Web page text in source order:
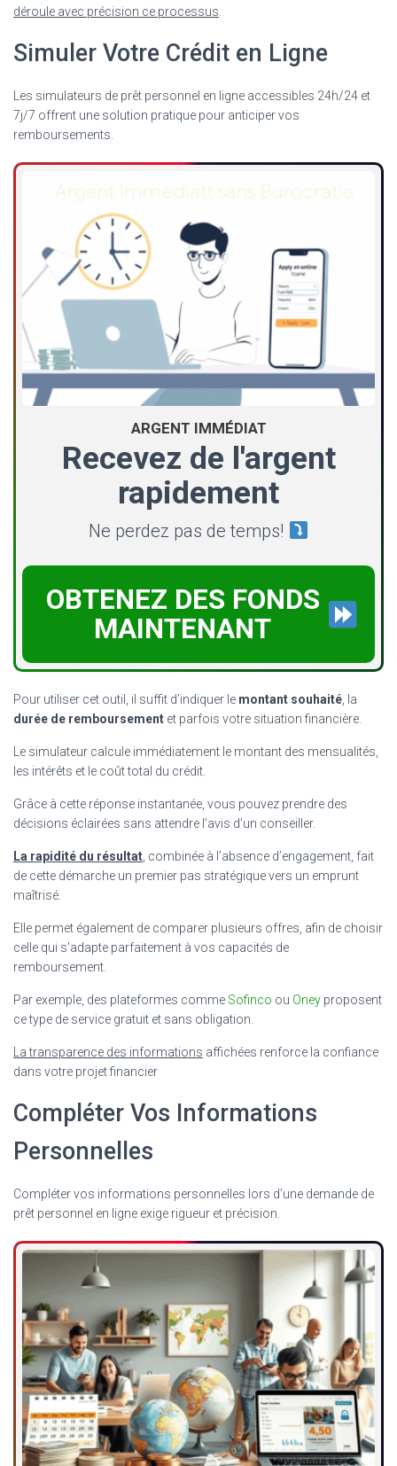
déroule avec précision ce processus
Simuler Votre Crédit en Ligne
Les simulateurs de prêt personnel en ligne accessibles 24h/24 et
7j/7 offrent une solution pratique pour anticiper vos
remboursements.
ARGENT IMMÉDIAT
Recevez de l'argent
rapidement
Ne perdez pas de temps!
OBTENEZ DES FONDS
MAINTENANT
Pour utiliser cet outil, il suffit d’indiquer le montant souhaité, la
durée de remboursement et parfois votre situation financière.
Le simulateur calcule immédiatement le montant des mensualités,
les intérêts et le coût total du crédit.
Grâce à cette réponse instantanée, vous pouvez prendre des
décisions éclairées sans attendre l’avis d’un conseiller.
La rapidité du résultat, combinée à l’absence d’engagement, fait
de cette démarche un premier pas stratégique vers un emprunt
maîtrisé.
Elle permet également de comparer plusieurs offres, afin de choisir
celle qui s’adapte parfaitement à vos capacités de
remboursement.
Par exemple, des plateformes comme Sofinco ou Oney proposent
ce type de service gratuit et sans obligation.
La transparence des informations affichées renforce la confiance
dans votre projet financier
Compléter Vos Informations
Personnelles
Compléter vos informations personnelles lors d’une demande de
prêt personnel en ligne exige rigueur et précision.